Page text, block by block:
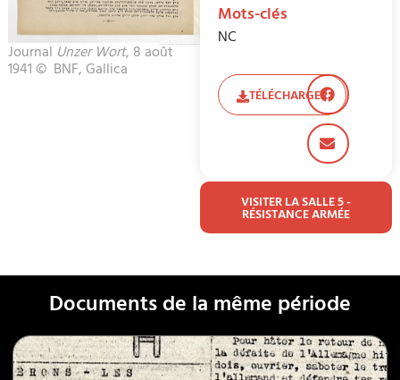
Journal Unzer Wort, 8 août
1941 © BNF, Gallica
Mots-clés
NC
TÉLÉCHARGER
VISITER LA SALLE 5 -
RÉSISTANCE ARMÉE
Documents de la même période